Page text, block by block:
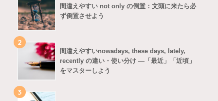
間違えやすい not only の倒置：文頭に来たら必
ず倒置させよう
2
間違えやすいnowadays, these days, lately,
recently の違い・使い分け ―「最近」「近頃」
をマスターしよう
3